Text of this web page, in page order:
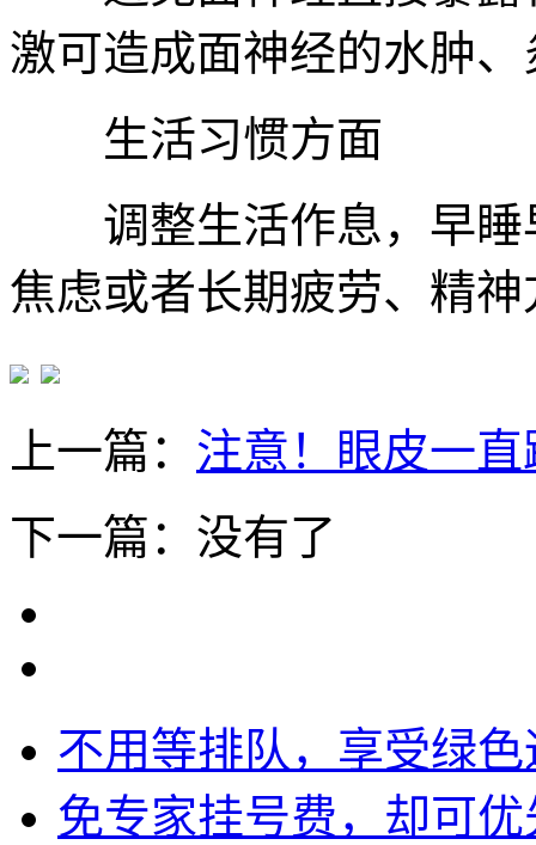
激可造成面神经的水肿
生活习惯方面
调整生活作息，早睡
焦虑或者长期疲劳、精神
上一篇： 注意！眼皮一
下一篇：没有了
不用等排队，享受绿
免专家挂号费，却可